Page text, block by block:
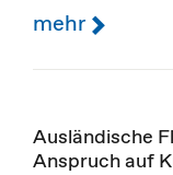
mehr
Ausländische
Anspruch auf